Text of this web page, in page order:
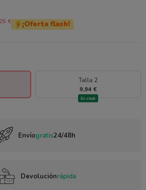
€ ¡Oferta flash!
Talla 2
9,94 €
En stock
Envíogratis24/48h
Devoluciónrápida